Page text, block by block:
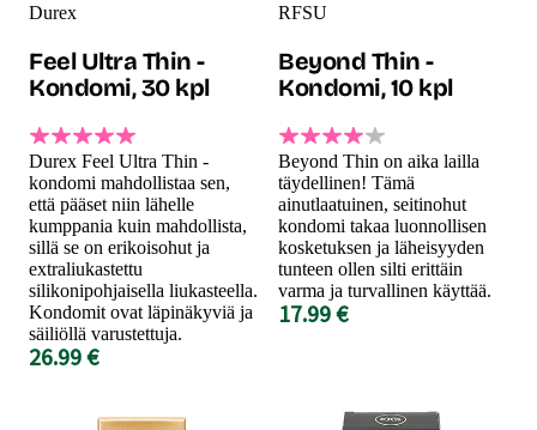
Durex
Feel Ultra Thin -
Kondomi, 30 kpl
Durex Feel Ultra Thin -
kondomi mahdollistaa sen,
että pääset niin lähelle
kumppania kuin mahdollista,
sillä se on erikoisohut ja
extraliukastettu
silikonipohjaisella liukasteella.
Kondomit ovat läpinäkyviä ja
säiliöllä varustettuja.
26.99 €
RFSU
Beyond Thin -
Kondomi, 10 kpl
Beyond Thin on aika lailla
täydellinen! Tämä
ainutlaatuinen, seitinohut
kondomi takaa luonnollisen
kosketuksen ja läheisyyden
tunteen ollen silti erittäin
varma ja turvallinen käyttää.
17.99 €